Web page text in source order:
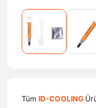
Tüm ID-COOLING